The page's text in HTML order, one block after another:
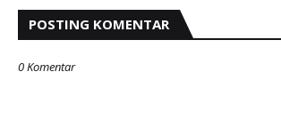
POSTING KOMENTAR
0 Komentar